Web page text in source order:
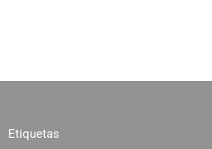
Etiquetas